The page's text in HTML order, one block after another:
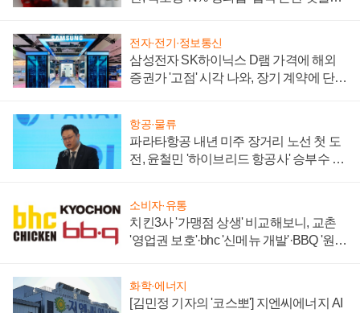
전자·전기·정보통신
삼성전자 SK하이닉스 D램 가격에 해외
증권가 '고점' 시각 나와, 장기 계약에 단점
항공·물류
파라타항공 내년 미주 장거리 노선 첫 도
전, 윤철민 '하이브리드 항공사' 승부수 통
소비자·유통
치킨3사 '가맹점 상생' 비교해보니, 교촌
'영업권 보호'·bhc '신메뉴 개발'·BBQ '원가
화학·에너지
[김민정 기자의 '코스뽀'] 지엔씨에너지 AI